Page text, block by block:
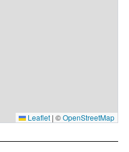
Leaflet | ©OpenStreetMap